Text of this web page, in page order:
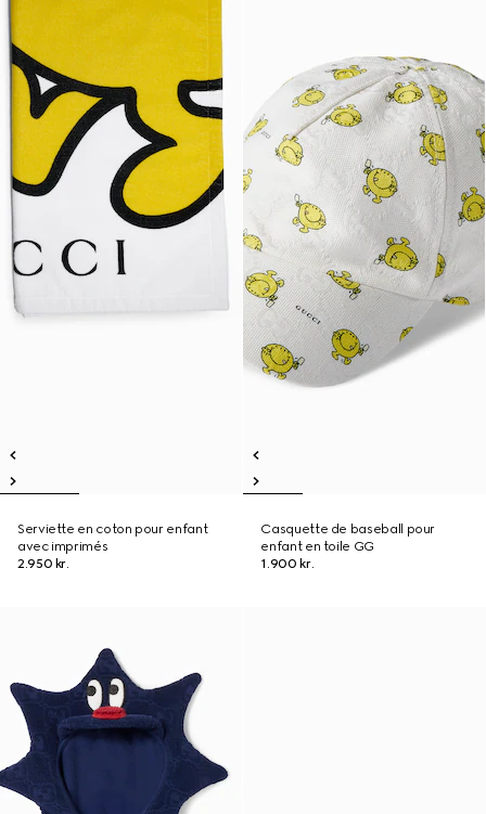
Serviette en coton pour enfant
avec imprimés
2.950 kr.
Casquette de baseball pour
enfant en toile GG
1.900 kr.